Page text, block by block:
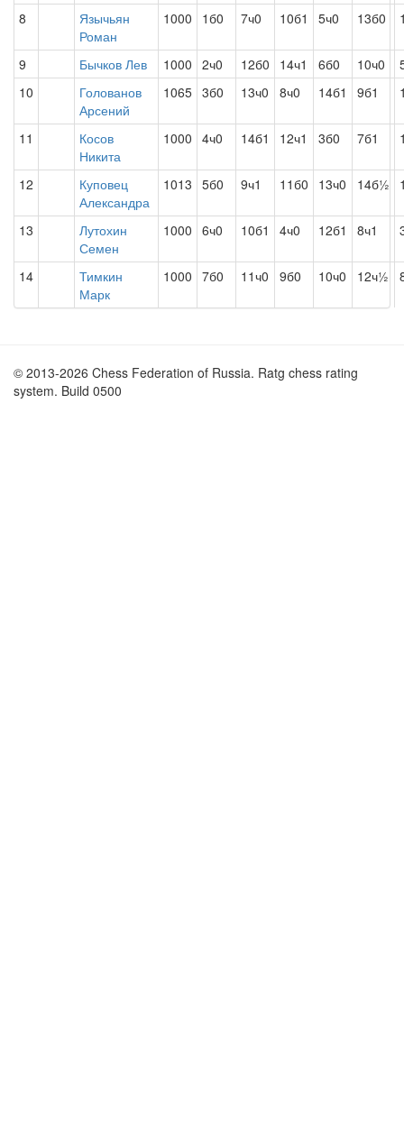
8
Язычьян
Роман
1000 1б0 7ч0 10б1 5ч0 13б0
9 Бычков Лев 1000 2ч0 12б0 14ч1 6б0 10ч0
10
Голованов
Арсений
1065 3б0 13ч0 8ч0 14б1 9б1
11
Косов
Никита
1000 4ч0 14б1 12ч1 3б0 7б1
12
Куповец
Александра
1013 5б0 9ч1 11б0 13ч0 14б½
13
Лутохин
Семен
1000 6ч0 10б1 4ч0 12б1 8ч1
14
Тимкин
Марк
1000 7б0 11ч0 9б0 10ч0 12ч½
© 2013-2026 Chess Federation of Russia. Ratg chess rating
system. Build 0500